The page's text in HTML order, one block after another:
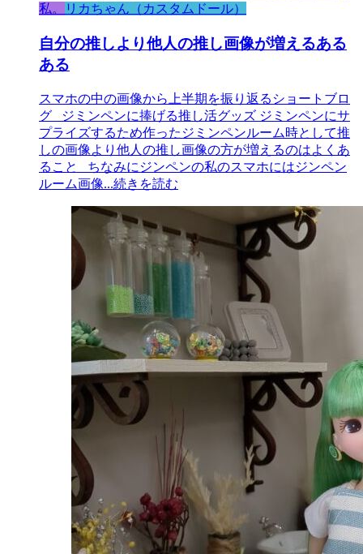
私。
リカちゃん（カスタムドール）
自分の推しより他人の推し画像が増えるある
ある
スマホの中の画像から上半期を振り返るショートブロ
グ ジミンペンに捧げる推し活グッズ ジミンペンにサ
プライズするため作ったジミンペンルーム時として推
しの画像より他人の推し画像の方が増えるのはよくあ
ること ちなみにジンペンの私のスマホにはジンペン
ルーム画像...続きを読む